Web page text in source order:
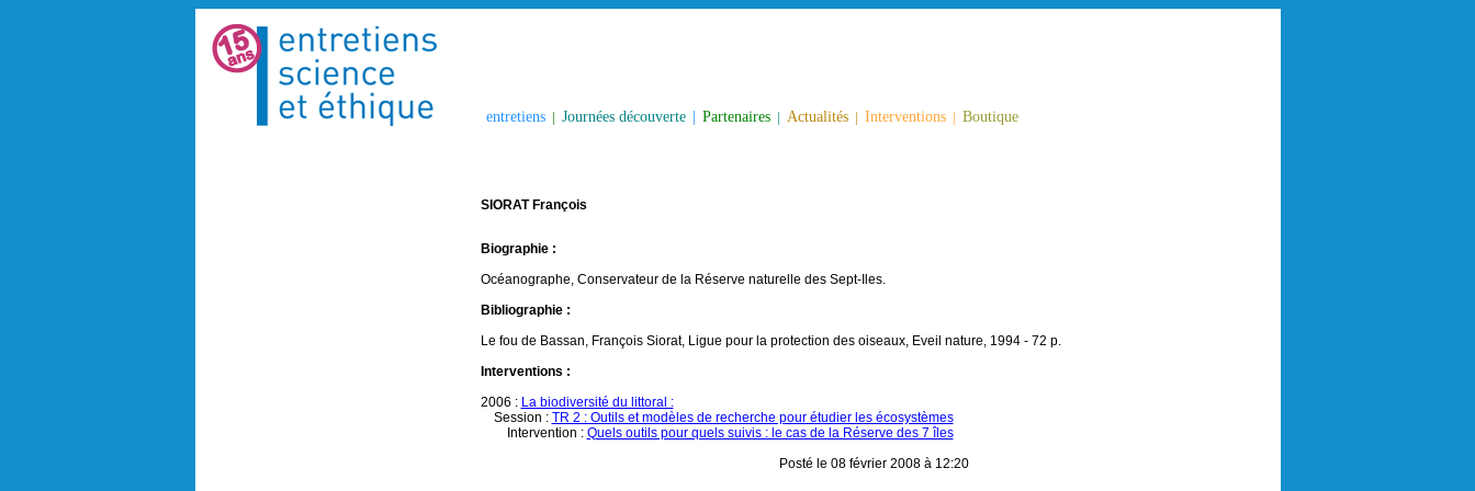
entretiens | Journées découverte Partenaires | Actualités | Interventions | Boutique
SIORAT François
Biographie :
Océanographe, Conservateur de la Réserve naturelle des Sept-Iles.
Bibliographie :
Le fou de Bassan, François Siorat, Ligue pour la protection des oiseaux, Eveil nature, 1994 - 72 p.
Interventions :
2006 : La biodiversité du littoral :
Session : TR 2 : Outils et modèles de recherche pour étudier les écosystèmes
Intervention : Quels outils pour quels suivis : le cas de la Réserve des 7 îles
Posté le 08 février 2008 à 12:20